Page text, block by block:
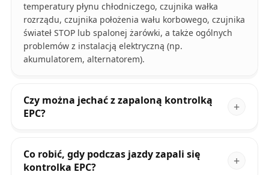
temperatury płynu chłodniczego, czujnika wałka
rozrządu, czujnika położenia wału korbowego, czujnika
świateł STOP lub spalonej żarówki, a także ogólnych
problemów z instalacją elektryczną (np.
akumulatorem, alternatorem).
Czy można jechać z zapaloną kontrolką
EPC?
Co robić, gdy podczas jazdy zapali się
kontrolka EPC?